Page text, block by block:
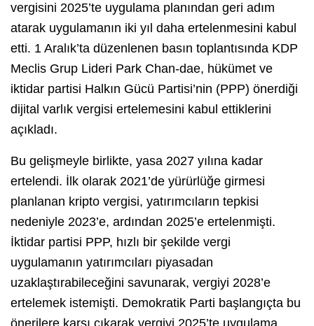
vergisini 2025’te uygulama planından geri adım
atarak uygulamanın iki yıl daha ertelenmesini kabul
etti. 1 Aralık’ta düzenlenen basın toplantısında KDP
Meclis Grup Lideri Park Chan-dae, hükümet ve
iktidar partisi Halkın Gücü Partisi’nin (PPP) önerdiği
dijital varlık vergisi ertelemesini kabul ettiklerini
açıkladı.
Bu gelişmeyle birlikte, yasa 2027 yılına kadar
ertelendi. İlk olarak 2021’de yürürlüğe girmesi
planlanan kripto vergisi, yatırımcıların tepkisi
nedeniyle 2023’e, ardından 2025’e ertelenmişti.
İktidar partisi PPP, hızlı bir şekilde vergi
uygulamanın yatırımcıları piyasadan
uzaklaştırabileceğini savunarak, vergiyi 2028’e
ertelemek istemişti. Demokratik Parti başlangıçta bu